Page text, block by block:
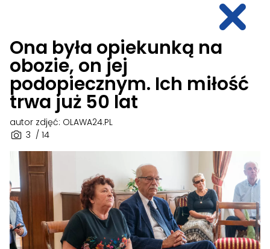
Ona była opiekunką na
obozie, on jej
podopiecznym. Ich miłość
trwa już 50 lat
3 / 14
autor zdjęć: OLAWA24.PL